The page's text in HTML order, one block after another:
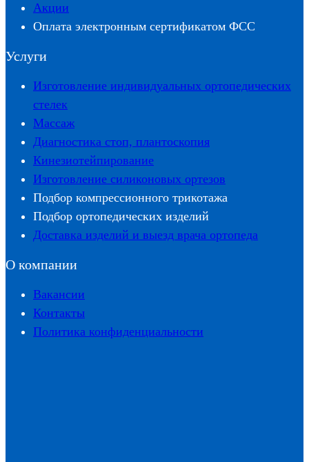
Акции
Оплата электронным сертификатом ФСС
Услуги
Изготовление индивидуальных ортопедических
стелек
Массаж
Диагностика стоп, плантоскопия
Кинезиотейпирование
Изготовление силиконовых ортезов
Подбор компрессионного трикотажа
Подбор ортопедических изделий
Доставка изделий и выезд врача ортопеда
О компании
Вакансии
Контакты
Политика конфиденциальности